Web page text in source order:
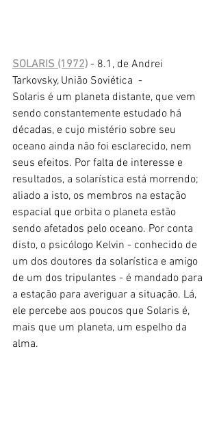
SOLARIS (1972) - 8.1, de Andrei
Tarkovsky, União Soviética  -
Solaris é um planeta distante, que vem
sendo constantemente estudado há
décadas, e cujo mistério sobre seu
oceano ainda não foi esclarecido, nem
seus efeitos. Por falta de interesse e
resultados, a solarística está morrendo;
aliado a isto, os membros na estação
espacial que orbita o planeta estão
sendo afetados pelo oceano. Por conta
disto, o psicólogo Kelvin - conhecido de
um dos doutores da solarística e amigo
de um dos tripulantes - é mandado para
a estação para averiguar a situação. Lá,
ele percebe aos poucos que Solaris é,
mais que um planeta, um espelho da
alma.